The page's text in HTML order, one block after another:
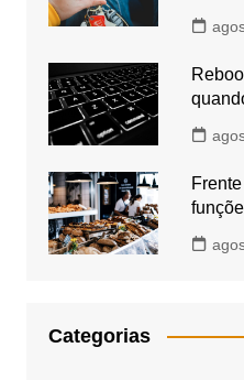
Categorias